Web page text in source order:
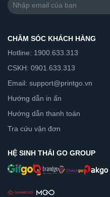
CHĂM SÓC KHÁCH HÀNG
Hotline: 1900.633.313
CSKH: 0901.633.313
Email: support@printgo.vn
Hướng dẫn in ấn
Hướng dẫn thanh toán
Tra cứu vận đơn
HỆ SINH THÁI GO GROUP